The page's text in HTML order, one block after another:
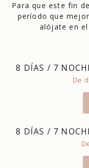
Para que este fin
período que
alójate en
8 DÍAS / 7
De
8 DÍAS / 7